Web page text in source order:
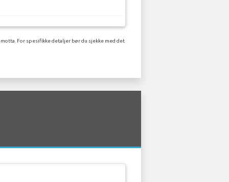
For spesifikke detaljer bør du sjekke med det